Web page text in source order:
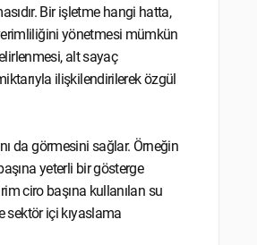
Bir işletme hangi hatta,
yönetmesi mümkün
alt sayaç
ilişkilendirilerek özgül
da görmesini sağlar. Örneğin
yeterli bir gösterge
ciro başına kullanılan su
sektör içi kıyaslama